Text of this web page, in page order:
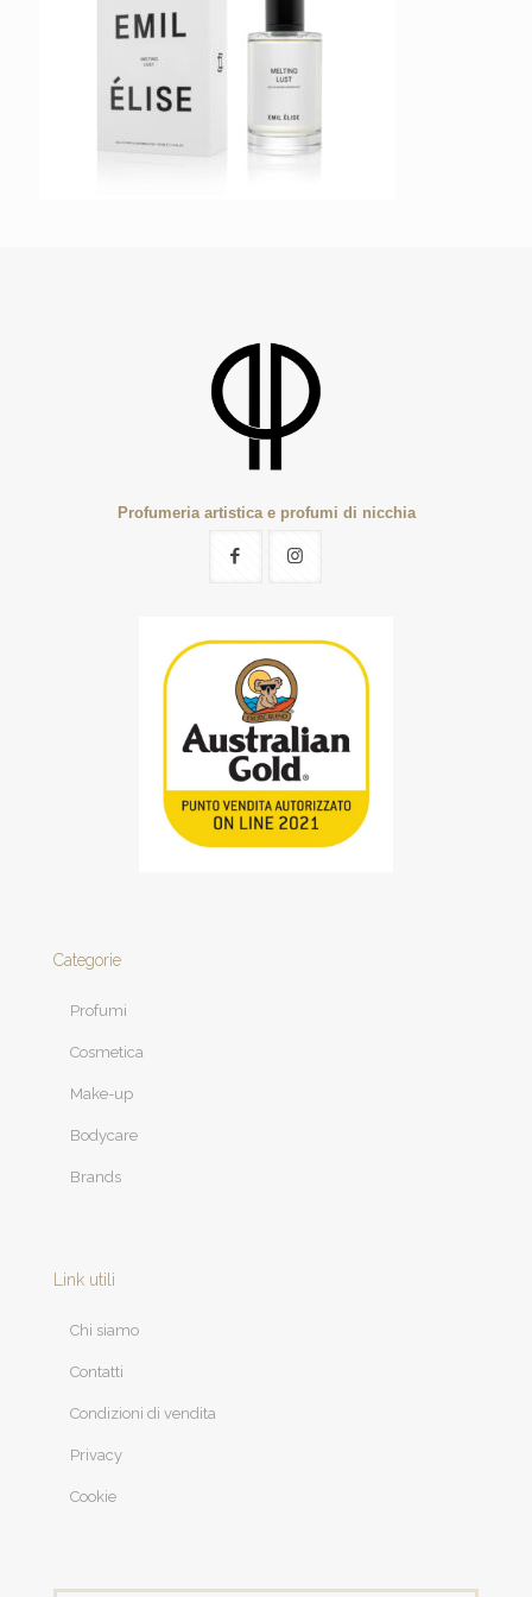
Profumeria artistica e profumi di nicchia
Categorie
Profumi
Cosmetica
Make-up
Bodycare
Brands
Link utili
Chi siamo
Contatti
Condizioni di vendita
Privacy
Cookie